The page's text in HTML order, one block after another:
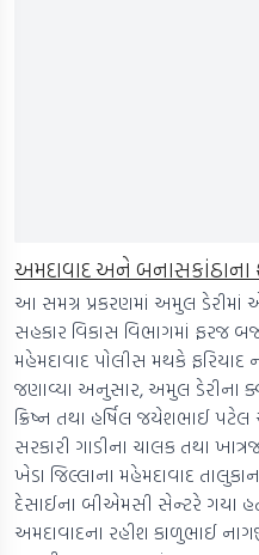
અમદાવાદ અને
આ સમગ્ર પ્રકરણમાં અમુલ ડેરીમાં
સહકાર વિકાસ વિભાગમાં ફરજ
મહેમદાવાદ પોલીસ મથકે ફરિયાદ
જણાવ્યા અનુસાર, અમુલ ડેરીના
ક્રિષ્ન તથા હર્ષિલ જયેશભાઈ
સરકારી ગાડીના ચાલક તથા
ખેડા જિલ્લાના મહેમદાવાદ
દેસાઈના બીએમસી સેન્ટરે ગયા
અમદાવાદના રહીશ કાળુભાઈ